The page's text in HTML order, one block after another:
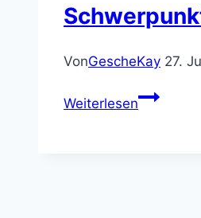
VonGescheKay 27.
Weiterlesen